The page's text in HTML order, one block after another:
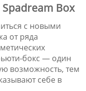
Box
с новыми
от ряда
бокс — один
возможность, тем
себе в